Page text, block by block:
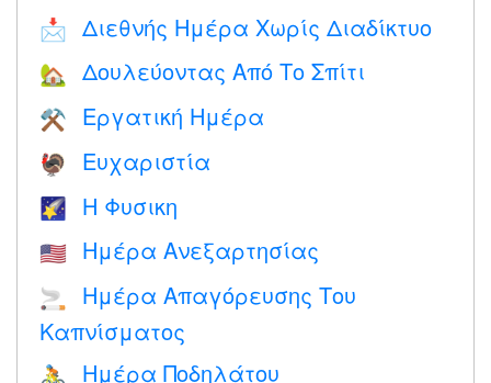
📩 Διεθνής Ημέρα Χωρίς Διαδίκτυο
🏡 Δουλεύοντας Από Το Σπίτι
⚒️ Εργατική Ημέρα
🦃 Ευχαριστία
🌠 Η Φυσικη
🇺🇸 Ημέρα Ανεξαρτησίας
🚬
Ημέρα Απαγόρευσης Του
Καπνίσματος
🚴 Ημέρα Ποδηλάτου